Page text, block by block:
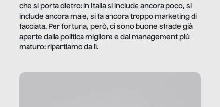
che si porta dietro: in Italia si include ancora poco, si
include ancora male, si fa ancora troppo marketing di
facciata. Per fortuna, però, ci sono buone strade già
aperte dalla politica migliore e dal management più
maturo: ripartiamo da lì.